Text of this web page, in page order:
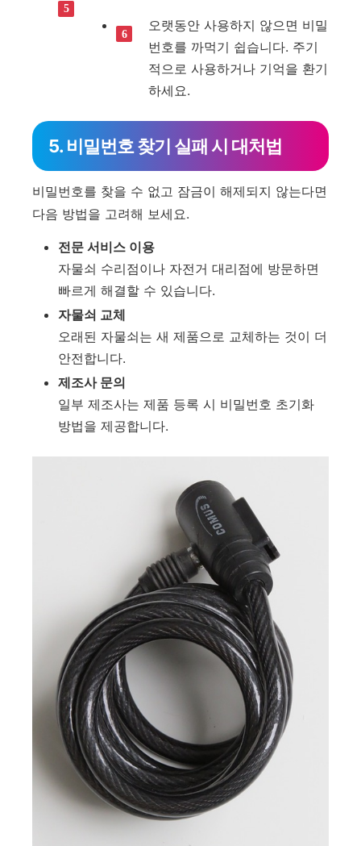
오랫동안 사용하지 않으면 비밀
번호를 까먹기 쉽습니다. 주기
적으로 사용하거나 기억을 환기
하세요.
5. 비밀번호 찾기 실패 시 대처법
비밀번호를 찾을 수 없고 잠금이 해제되지 않는다면
다음 방법을 고려해 보세요.
전문 서비스 이용
자물쇠 수리점이나 자전거 대리점에 방문하면
빠르게 해결할 수 있습니다.
자물쇠 교체
오래된 자물쇠는 새 제품으로 교체하는 것이 더
안전합니다.
제조사 문의
일부 제조사는 제품 등록 시 비밀번호 초기화
방법을 제공합니다.